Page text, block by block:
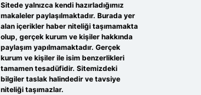
Sitede yalnızca kendi hazırladığımız
makaleler paylaşılmaktadır. Burada yer
alan içerikler haber niteliği taşımamakta
olup, gerçek kurum ve kişiler hakkında
paylaşım yapılmamaktadır. Gerçek
kurum ve kişiler ile isim benzerlikleri
tamamen tesadüfidir. Sitemizdeki
bilgiler taslak halindedir ve tavsiye
niteliği taşımazlar.